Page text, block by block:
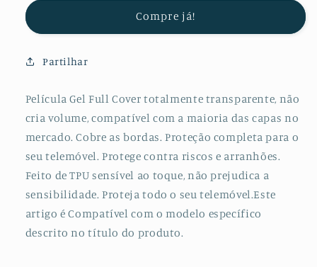
Hydrogel
para
G7
Plus
Hydrogel
G7
Plus
Compre já!
Partilhar
Película Gel Full Cover totalmente transparente, não
cria volume, compatível com a maioria das capas no
mercado. Cobre as bordas. Proteção completa para o
seu telemóvel. Protege contra riscos e arranhões.
Feito de TPU sensível ao toque, não prejudica a
sensibilidade. Proteja todo o seu telemóvel.Este
artigo é Compatível com o modelo específico
descrito no título do produto.